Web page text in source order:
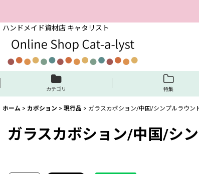
ハンドメイド資材店 キャタリスト
カテゴリ 特集
ホーム > カボション > 現行品 > ガラスカボション/中国/シンプルラウン
ガラスカボション/中国/シ